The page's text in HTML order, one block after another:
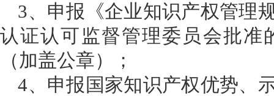
3、 申报《企业知识产权管理
认证认可监督管理委员会批准
（加盖公章）；
4、 申报国家知识产权优势、